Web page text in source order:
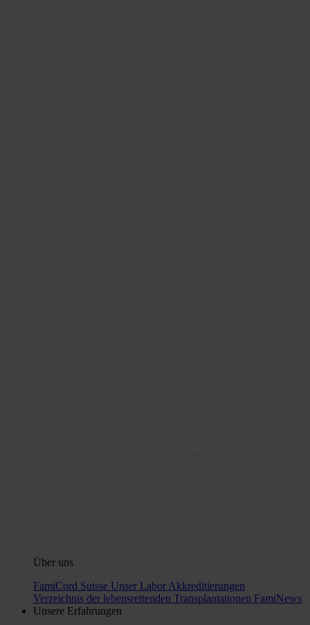
Über uns
FamiCord Suisse Unser Labor Akkreditierungen
Verzeichnis der lebensrettenden Transplantationen FamiNews
Unsere Erfahrungen